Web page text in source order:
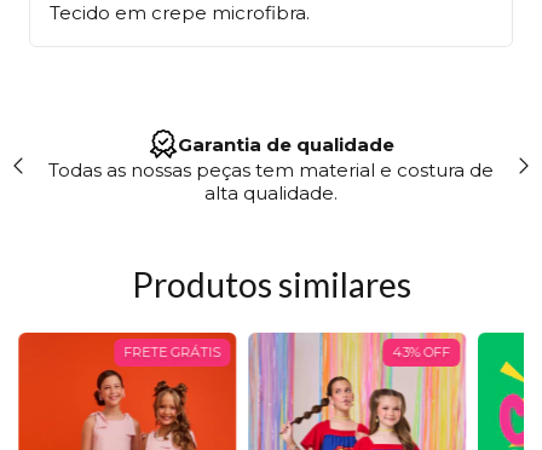
Tecido em crepe microfibra.
Site 100% Seguro
"Trabalhamos em conformidade com a LGPD,
garantindo segurança e transparência no uso dos
Produtos similares
FRETE GRÁTIS 43%OFF